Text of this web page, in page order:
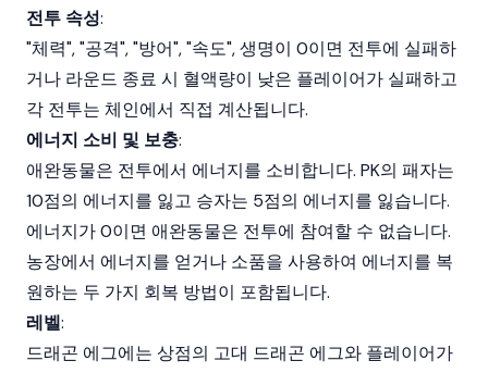
전투 속성:
"체력", "공격", "방어", "속도", 생명이 0이면 전투에 실패하
거나 라운드 종료 시 혈액량이 낮은 플레이어가 실패하고
각 전투는 체인에서 직접 계산됩니다.
에너지 소비 및 보충:
애완동물은 전투에서 에너지를 소비합니다. PK의 패자는
10점의 에너지를 잃고 승자는 5점의 에너지를 잃습니다.
에너지가 0이면 애완동물은 전투에 참여할 수 없습니다.
농장에서 에너지를 얻거나 소품을 사용하여 에너지를 복
원하는 두 가지 회복 방법이 포함됩니다.
레벨:
드래곤 에그에는 상점의 고대 드래곤 에그와 플레이어가